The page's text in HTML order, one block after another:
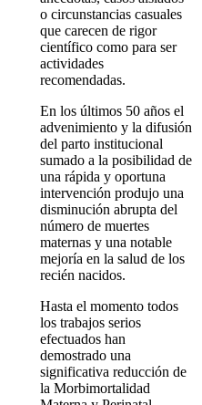
o circunstancias casuales
que carecen de rigor
científico como para ser
actividades
recomendadas.
En los últimos 50 años el
advenimiento y la difusión
del parto institucional
sumado a la posibilidad de
una rápida y oportuna
intervención produjo una
disminución abrupta del
número de muertes
maternas y una notable
mejoría en la salud de los
recién nacidos.
Hasta el momento todos
los trabajos serios
efectuados han
demostrado una
significativa reducción de
la Morbimortalidad